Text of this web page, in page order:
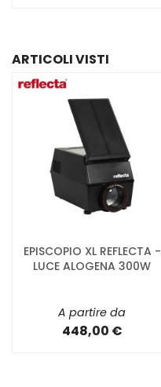
ARTICOLI VISTI
EPISCOPIO XL REFLECTA -
LUCE ALOGENA 300W
A partire da
448,00 €